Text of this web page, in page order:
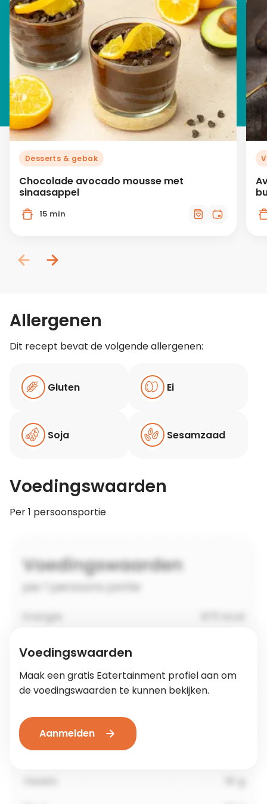
Desserts & gebak
Chocolade avocado mousse met
sinaasappel
15 min
Allergenen
Dit recept bevat de volgende allergenen:
Gluten Ei
Soja Sesamzaad
Voedingswaarden
Per 1 persoonsportie
Voedingswaarden
Maak een gratis Eatertainment profiel aan om
de voedingswaarden te kunnen bekijken.
Aanmelden